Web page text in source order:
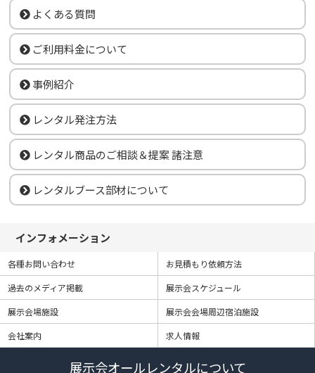
よくある質問
ご利用料金について
事例紹介
レンタル発注方法
レンタル商品のご相談＆提案 諸注意
レンタルブース部材について
インフォメーション
各種お問い合わせ
お見積もり依頼方法
過去のメディア掲載
展示会スケジュール
展示会場施設
展示会会場周辺宿泊施設
会社案内
求人情報
展示会オールレンタルについて